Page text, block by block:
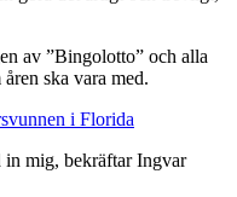
av ”Bingolotto” och alla
ska vara med.
i Florida
in mig, bekräftar Ingvar